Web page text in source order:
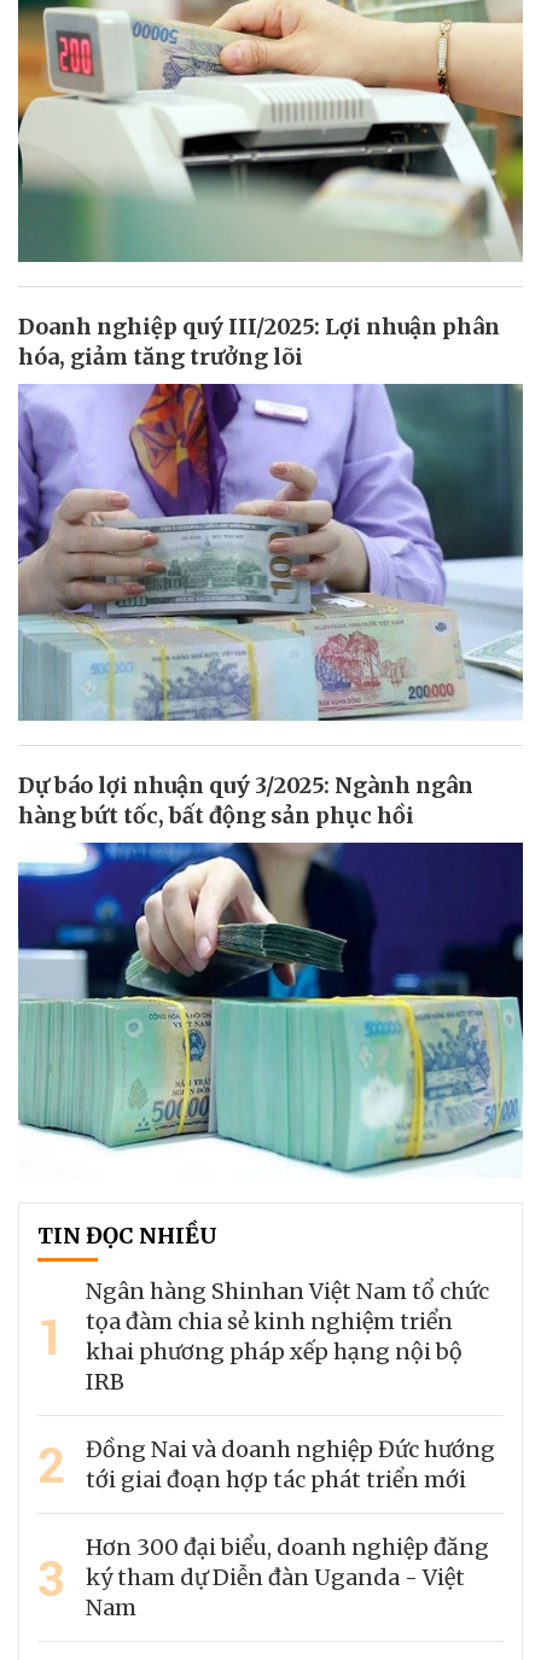
Doanh nghiệp quý III/2025: Lợi nhuận phân
hóa, giảm tăng trưởng lõi
Dự báo lợi nhuận quý 3/2025: Ngành ngân
hàng bứt tốc, bất động sản phục hồi
TIN ĐỌC NHIỀU
1
Ngân hàng Shinhan Việt Nam tổ chức
tọa đàm chia sẻ kinh nghiệm triển
khai phương pháp xếp hạng nội bộ
IRB
2
Đồng Nai và doanh nghiệp Đức hướng
tới giai đoạn hợp tác phát triển mới
3
Hơn 300 đại biểu, doanh nghiệp đăng
ký tham dự Diễn đàn Uganda - Việt
Nam